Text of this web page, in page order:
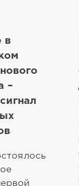
в
–